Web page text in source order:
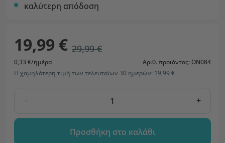
καλύτερη απόδοση
19,99 € 29,99 €
0,33 €/ημέρα
Αριθ. προϊόντος: ON084
Η χαμηλότερη τιμή των τελευταίων 30 ημερών: 19,99 €
- +
Προσθήκη στο καλάθι